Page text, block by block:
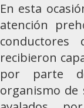
En esta
atención
conductores
recibieron
por parte
organismo de